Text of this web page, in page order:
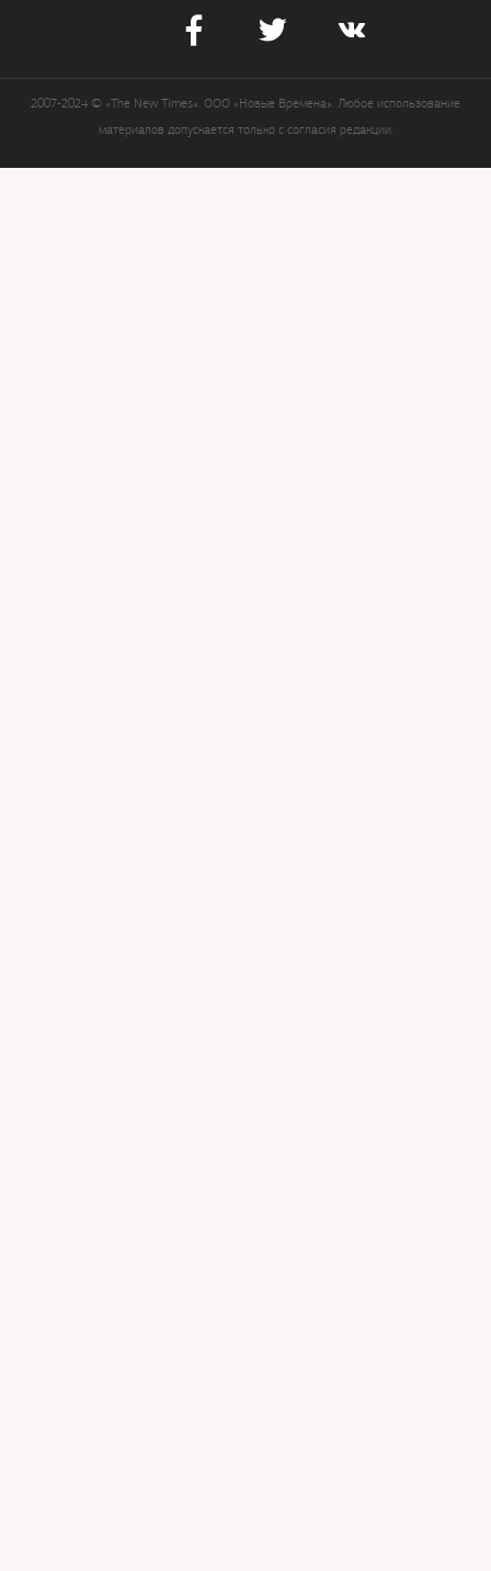
2007-2024 © «The New Times». ООО «Новые Времена». Любое использование
материалов допускается только с согласия редакции.